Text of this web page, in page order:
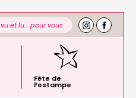
vu et lu… pour vous
Fête de
l’estampe